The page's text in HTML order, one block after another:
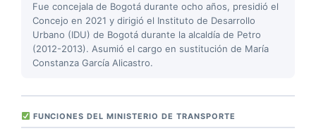
Fue concejala de Bogotá durante ocho años, presidió el
Concejo en 2021 y dirigió el Instituto de Desarrollo
Urbano (IDU) de Bogotá durante la alcaldía de Petro
(2012-2013). Asumió el cargo en sustitución de María
Constanza García Alicastro.
FUNCIONES DEL MINISTERIO DE TRANSPORTE